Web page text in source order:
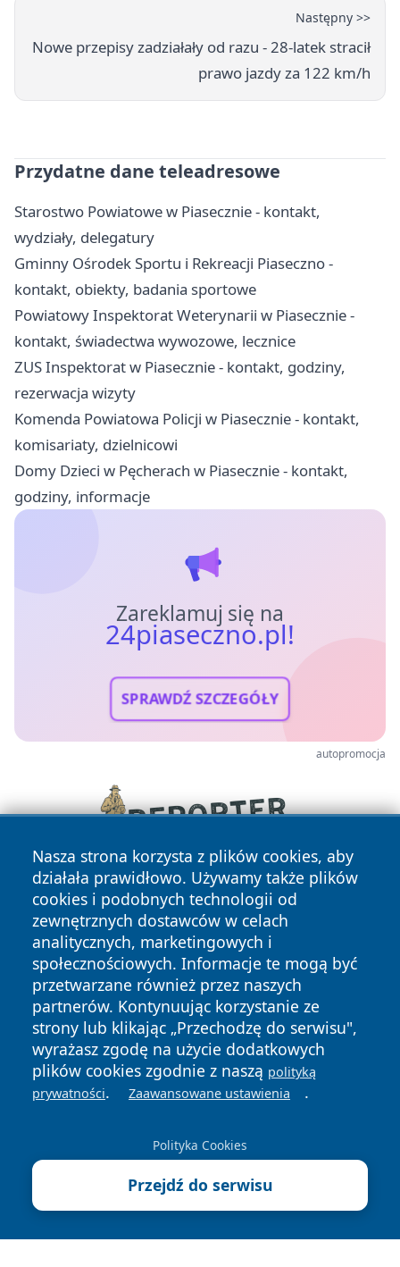
Następny >>
Nowe przepisy zadziałały od razu - 28-latek stracił
prawo jazdy za 122 km/h
Przydatne dane teleadresowe
Starostwo Powiatowe w Piasecznie - kontakt,
wydziały, delegatury
Gminny Ośrodek Sportu i Rekreacji Piaseczno -
kontakt, obiekty, badania sportowe
Powiatowy Inspektorat Weterynarii w Piasecznie -
kontakt, świadectwa wywozowe, lecznice
ZUS Inspektorat w Piasecznie - kontakt, godziny,
rezerwacja wizyty
Komenda Powiatowa Policji w Piasecznie - kontakt,
komisariaty, dzielnicowi
Domy Dzieci w Pęcherach w Piasecznie - kontakt,
godziny, informacje
Zareklamuj się na
24piaseczno.pl!
SPRAWDŹ SZCZEGÓŁY
autopromocja
Nasza strona korzysta z plików cookies, aby
działała prawidłowo. Używamy także plików
cookies i podobnych technologii od
zewnętrznych dostawców w celach
analitycznych, marketingowych i
społecznościowych. Informacje te mogą być
przetwarzane również przez naszych
partnerów. Kontynuując korzystanie ze
strony lub klikając „Przechodzę do serwisu",
wyrażasz zgodę na użycie dodatkowych
plików cookies zgodnie z naszą polityką
prywatności. Zaawansowane ustawienia .
Polityka Cookies
Przejdź do serwisu
Copyright © 2026 24piaseczno.pl Wszystkie prawa
zastrzeżone.
News Autorzy
Polityka
Prywatności
Polityka
Cookies